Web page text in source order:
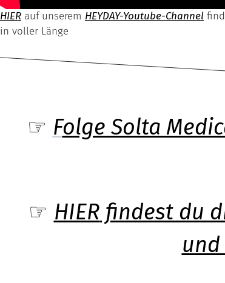
HIER auf unserem HEYDAY-Youtube-Channel
in voller Länge
☞ Folge Solta
☞ HIER findest du
und